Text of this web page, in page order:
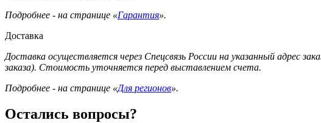
Подробнее - на странице «Гарантия».
Доставка
Доставка осуществляется через Спецсвязь России на указанный адрес
заказа). Стоимость уточняется перед выставлением счета.
Подробнее - на странице «Для регионов».
Остались вопросы?